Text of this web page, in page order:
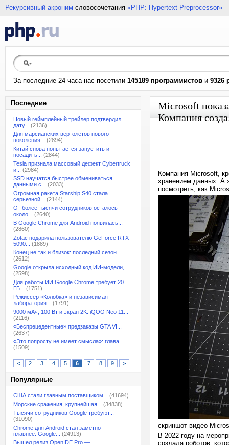
Рекурсивный акроним словосочетания «PHP: Hypertext Preprocessor»
За последние 24 часа нас посетили 145189 программистов и 9326
Последние
Новый геймплейный трейлер подтвердил
дату...
(2136)
Для марсианских вертолётов нового
поколения...
(2894)
Китай снова попытается запустить и
посадить...
(2844)
Tesla признала массовый дефект Cybertruck
и...
(2984)
SSD научатся быстрее обмениваться
данными с...
(2033)
Огромная ракета Starship S40 стала
серьезной...
(2144)
От более тысячи сотрудников осталось
около...
(2640)
В Google Chrome для Android появилась...
(2860)
Zotac подарила пользователю GeForce RTX
5090...
(1889)
Конец не так и близок: последний сезон...
(2612)
Google открыла исходный код ИИ-модели,...
(2598)
Для работы ИИ Google Chrome требует 20
ГБ...
(1751)
Режиссёр «Колобка» и независимая
лаборатория...
(1791)
9000 мАч, 100 Вт и экран 2K: iQOO Neo 11...
(2116)
«Беспрецедентные» предзаказы GTA VI...
(2637)
«Это попросту не имеет смысла»: глава...
(1509)
< 2 3 4 5 6 7 8 9 >
Популярные
США стали главным поставщиком...
(41694)
Морские сражения, крупнейшая...
(34838)
Тысячи сотрудников Google требуют...
(31090)
Chrome для Android стал заметно
плавнее: Google...
(24913)
Вышел релиз OpenIDE Pro —
Microsoft
Компания
Компания Microsoft,
хранением данных. А
посмотреть, как
скриншот видео
В 2022 году на
создала роботов,